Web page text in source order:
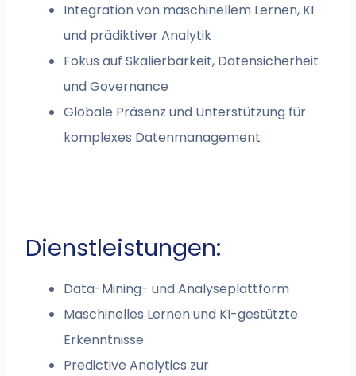
Integration von maschinellem Lernen, KI
und prädiktiver Analytik
Fokus auf Skalierbarkeit, Datensicherheit
und Governance
Globale Präsenz und Unterstützung für
komplexes Datenmanagement
Dienstleistungen:
Data-Mining- und Analyseplattform
Maschinelles Lernen und KI-gestützte
Erkenntnisse
Predictive Analytics zur